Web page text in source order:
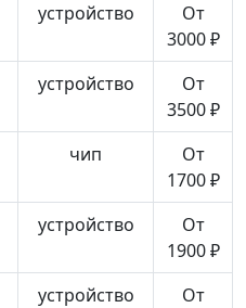
устройство
От
3000 ₽
устройство
От
3500 ₽
чип
От
1700 ₽
устройство
От
1900 ₽
устройство
От